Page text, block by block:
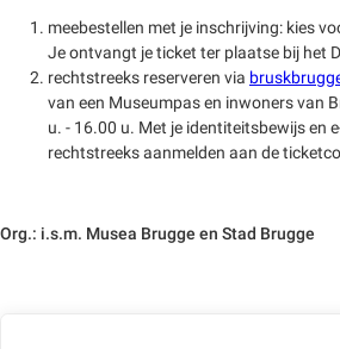
meebestellen met je inschrijving: kies
Je ontvangt je ticket ter plaatse bij het
rechtstreeks reserveren via
van een Museumpas en inwoners van
u. - 16.00 u. Met je identiteitsbewijs en
rechtstreeks aanmelden aan de
Org.: i.s.m. Musea Brugge en Stad Brugge